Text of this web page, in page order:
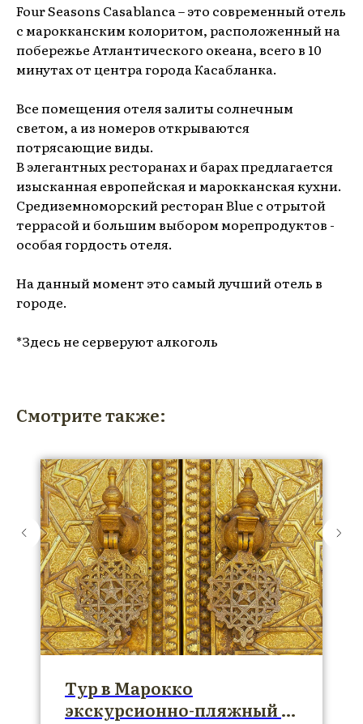
Four Seasons Casablanca – это современный отель
с марокканским колоритом, расположенный на
побережье Атлантического океана, всего в 10
минутах от центра города Касабланка.
Все помещения отеля залиты солнечным
светом, а из номеров открываются
потрясающие виды.
В элегантных ресторанах и барах предлагается
изысканная европейская и марокканская кухни.
Средиземноморский ресторан Blue с отрытой
террасой и большим выбором морепродуктов -
особая гордость отеля.
На данный момент это самый лучший отель в
городе.
*Здесь не серверуют алкоголь
Смотрите также:
Тур в Марокко
экскурсионно-пляжный в